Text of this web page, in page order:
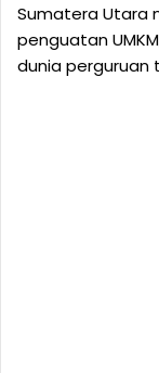
Sumatera Utara
penguatan
dunia perguruan